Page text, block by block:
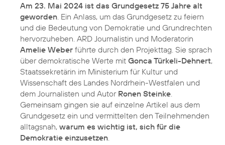
Am 23. Mai 2024 ist das Grundgesetz 75 Jahre alt
geworden. Ein Anlass, um das Grundgesetz zu feiern
und die Bedeutung von Demokratie und Grundrechten
hervorzuheben. ARD Journalistin und Moderatorin
Amelie Weber führte durch den Projekttag. Sie sprach
über demokratische Werte mit Gonca Türkeli-Dehnert,
Staatssekretärin im Ministerium für Kultur und
Wissenschaft des Landes Nordrhein-Westfalen und
dem Journalisten und Autor Ronen Steinke.
Gemeinsam gingen sie auf einzelne Artikel aus dem
Grundgesetz ein und vermittelten den Teilnehmenden
alltagsnah, warum es wichtig ist, sich für die
Demokratie einzusetzen.